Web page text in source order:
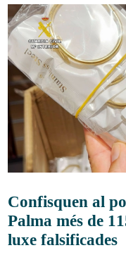
Confisquen al
Palma més de
luxe falsificades